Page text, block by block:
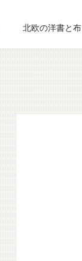
北欧の洋書と布